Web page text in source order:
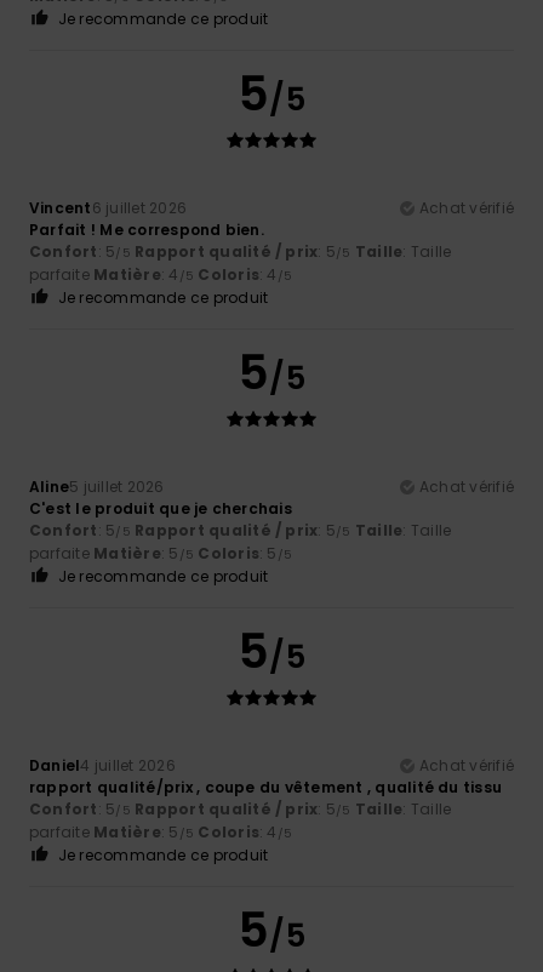
Je recommande ce produit
5/5
Vincent6 juillet 2026
Achat vérifié
Parfait ! Me correspond bien.
Confort: 5/5 Rapport qualité / prix: 5/5 Taille: Taille
parfaite Matière: 4 /5 Coloris: 4 /5
Je recommande ce produit
5/5
Aline5 juillet 2026
Achat vérifié
C'est le produit que je cherchais
Confort: 5/5 Rapport qualité / prix: 5/5 Taille: Taille
parfaite Matière: 5 /5 Coloris: 5 /5
Je recommande ce produit
5/5
Daniel4 juillet 2026
Achat vérifié
rapport qualité/prix , coupe du vêtement , qualité du tissu
Confort: 5/5 Rapport qualité / prix: 5/5 Taille: Taille
parfaite Matière: 5 /5 Coloris: 4 /5
Je recommande ce produit
5/5